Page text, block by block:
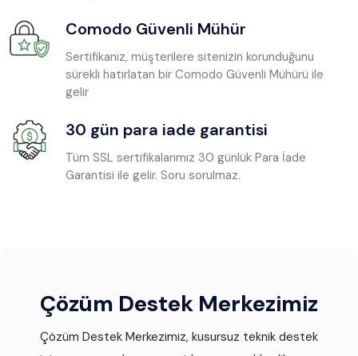
Comodo Güvenli Mühür
Sertifikanız, müşterilere sitenizin korunduğunu
sürekli hatırlatan bir Comodo Güvenli Mühürü ile
gelir
30 gün para iade garantisi
Tüm SSL sertifikalarımız 30 günlük Para İade
Garantisi ile gelir. Soru sorulmaz.
Çözüm Destek Merkezimiz
Çözüm Destek Merkezimiz, kusursuz teknik destek